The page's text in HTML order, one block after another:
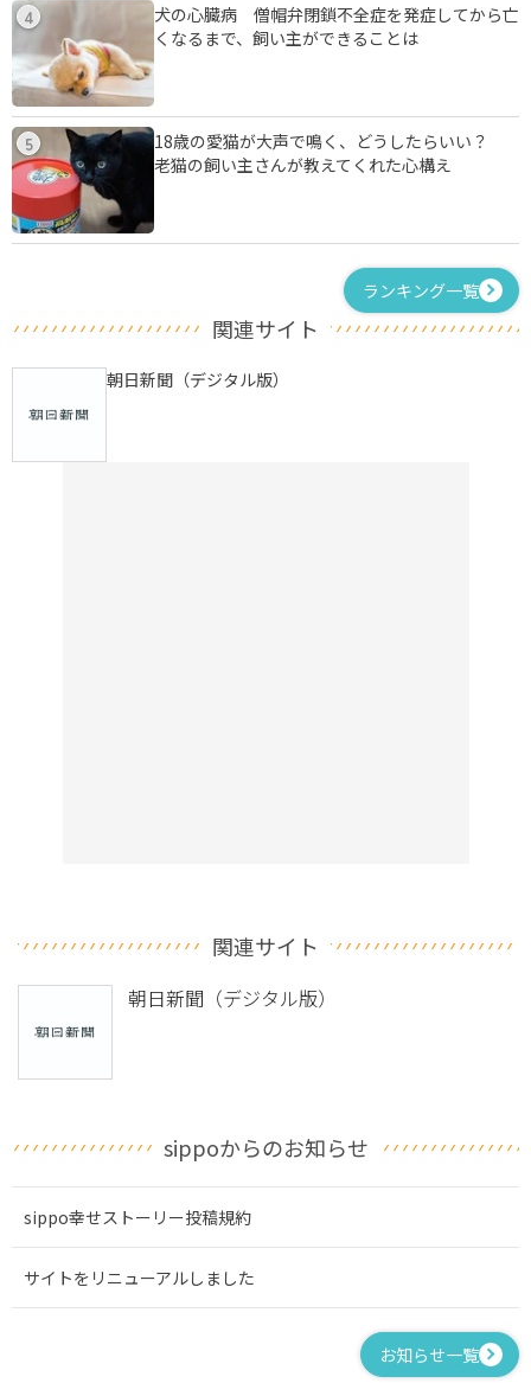
4
犬の心臓病 僧帽弁閉鎖不全症を発症してから亡
くなるまで、飼い主ができることは
5
18歳の愛猫が大声で鳴く、どうしたらいい？
老猫の飼い主さんが教えてくれた心構え
ランキング一覧
関連サイト
朝日新聞（デジタル版）
関連サイト
朝日新聞（デジタル版）
sippoからのお知らせ
sippo幸せストーリー投稿規約
サイトをリニューアルしました
お知らせ一覧